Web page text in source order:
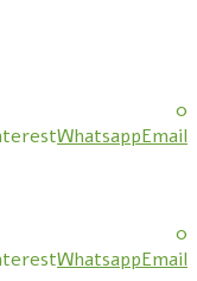
0
WhatsappEmail
0
WhatsappEmail